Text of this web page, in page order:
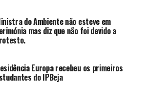
do Ambiente não esteve em
mas diz que não foi devido a
Europa recebeu os primeiros
do IPBeja